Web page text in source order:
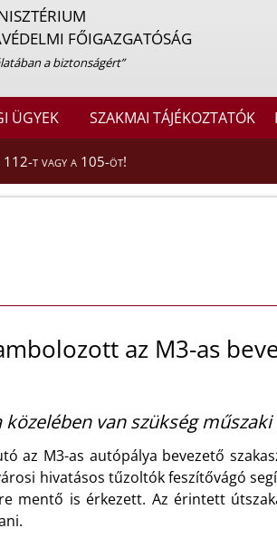
FŐIGAZGATÓSÁG
a biztonságért”
ÜGYEK SZAKMAI TÁJÉKOZTATÓK
112-t vagy a 105-öt!
az M3-as
közelében van szükség
az M3-as autópálya bevezető
hivatásos tűzoltók feszítővágó
mentő is érkezett. Az érintett